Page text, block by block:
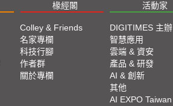
椽經閣 活動家
Colley & Friends
名家專欄
科技行腳
作者群
關於專欄
DIGITIMES 主辦
智慧應用
雲端 & 資安
產品 & 研發
AI & 創新
其他
AI EXPO Taiwan